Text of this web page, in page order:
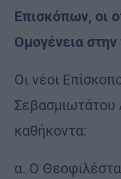
Επισκόπων, οι
Ομογένεια
Οι νέοι
Σεβασμιωτάτου
καθήκοντα:
α. Ο